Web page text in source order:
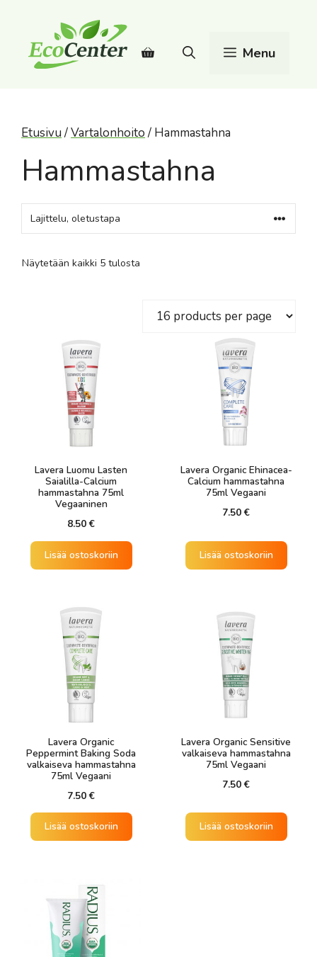
Menu
Etusivu/Vartalonhoito/ Hammastahna
Hammastahna
Näytetään kaikki 5 tulosta
Lavera Luomu Lasten
Saialilla-Calcium
hammastahna 75ml
Vegaaninen
8.50€
Lisää ostoskoriin
Lavera Organic Ehinacea-
Calcium hammastahna
75ml Vegaani
7.50€
Lisää ostoskoriin
Lavera Organic
Peppermint Baking Soda
valkaiseva hammastahna
75ml Vegaani
7.50€
Lisää ostoskoriin
Lavera Organic Sensitive
valkaiseva hammastahna
75ml Vegaani
7.50€
Lisää ostoskoriin